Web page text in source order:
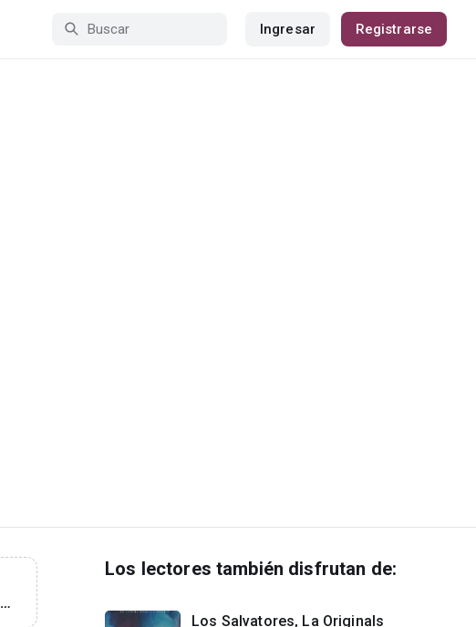
Ingresar Registrarse
Los lectores también disfrutan de:
Los Salvatores, La Originals